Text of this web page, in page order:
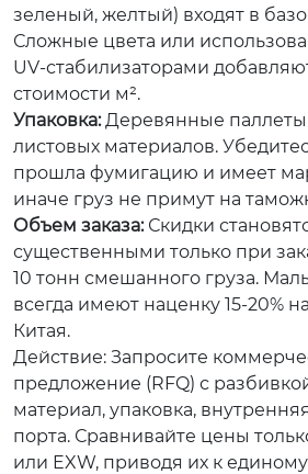
зеленый, желтый) входят в
Сложные цвета или
UV-стабилизаторами
стоимости м².
Упаковка:Деревянные паллеты
листовых материалов.
прошла фумигацию и имеет
иначе груз не примут на
Объем заказа:Скидки
существенными только при
10 тонн смешанного груза.
всегда имеют наценку 15-20%
Китая.
Действие: Запросите
предложение (RFQ) с
материал, упаковка,
порта. Сравнивайте цены
или EXW, приводя их к